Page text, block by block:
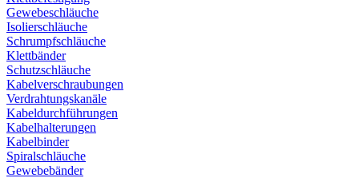
Gewebeschläuche
Isolierschläuche
Schrumpfschläuche
Klettbänder
Schutzschläuche
Kabelverschraubungen
Verdrahtungskanäle
Kabeldurchführungen
Kabelhalterungen
Kabelbinder
Spiralschläuche
Gewebebänder